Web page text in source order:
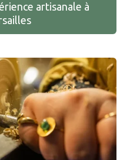
artisanale à